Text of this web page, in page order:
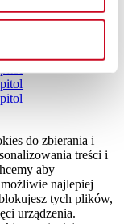
do zbierania i
treści i
aby
najlepiej
tych plików,
urządzenia.